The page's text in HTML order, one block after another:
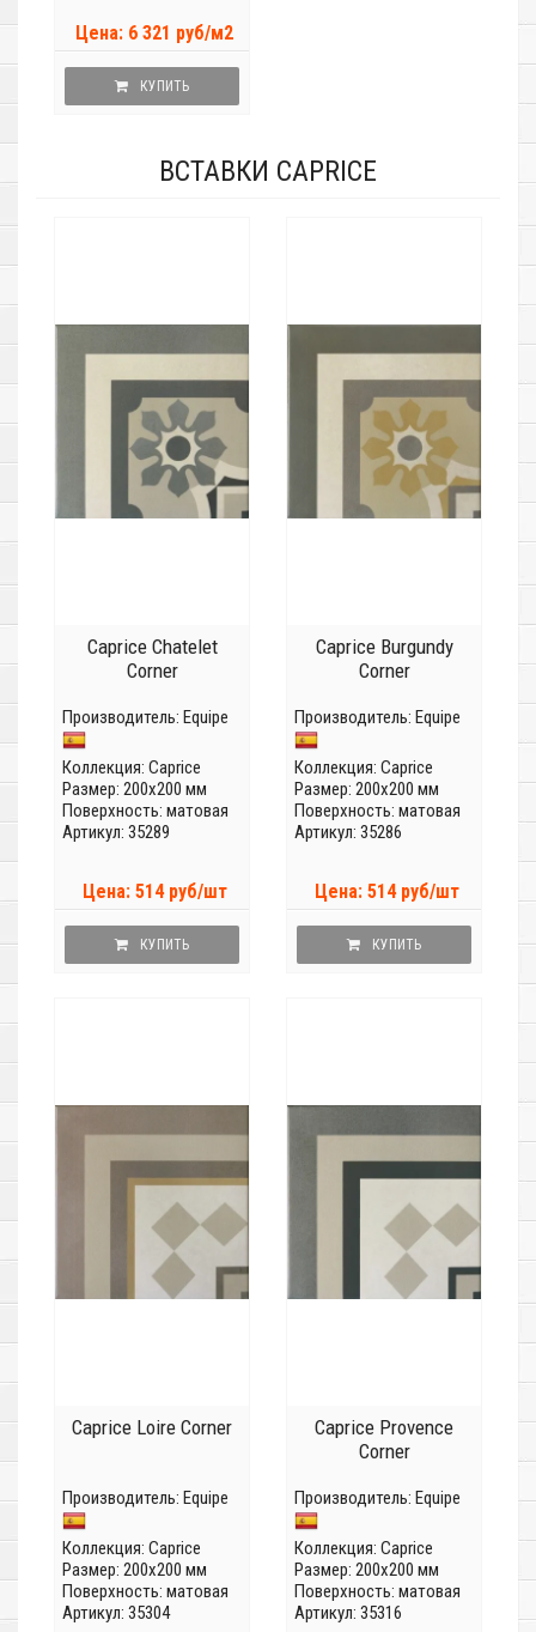
Цена: 6 321 руб/м2
КУПИТЬ
ВСТАВКИ CAPRICE
Caprice Chatelet
Corner
Производитель: Equipe
Коллекция: Caprice
Размер: 200x200 мм
Поверхность: матовая
Артикул: 35289
Цена: 514 руб/шт
КУПИТЬ
Caprice Burgundy
Corner
Производитель: Equipe
Коллекция: Caprice
Размер: 200x200 мм
Поверхность: матовая
Артикул: 35286
Цена: 514 руб/шт
КУПИТЬ
Caprice Loire Corner
Производитель: Equipe
Коллекция: Caprice
Размер: 200x200 мм
Поверхность: матовая
Артикул: 35304
Caprice Provence
Corner
Производитель: Equipe
Коллекция: Caprice
Размер: 200x200 мм
Поверхность: матовая
Артикул: 35316